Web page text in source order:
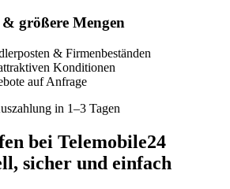
größere Mengen
& Firmenbeständen
Konditionen
auf Anfrage
in 1–3 Tagen
bei Telemobile24
sicher und einfach